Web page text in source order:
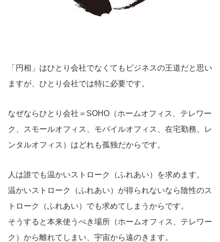
「円相」はひとり会社でなくてもビジネスの王道だと思い
ますが、ひとり会社では特に必要です。
なぜならひとり会社＝SOHO（ホームオフィス、テレワー
ク、スモールオフィス、モバイルオフィス、在宅勤務、レ
ンタルオフィス）はどれも孤独だからです。
人は誰でも温かいストローク（ふれあい）を求めます。
温かいストローク（ふれあい）が得られないなら陰性のス
トローク（ふれあい）でも求めてしまうからです。
そうすると本来使うべき場所（ホームオフィス、テレワー
ク）から離れてしまい、宇宙から遠のきます。